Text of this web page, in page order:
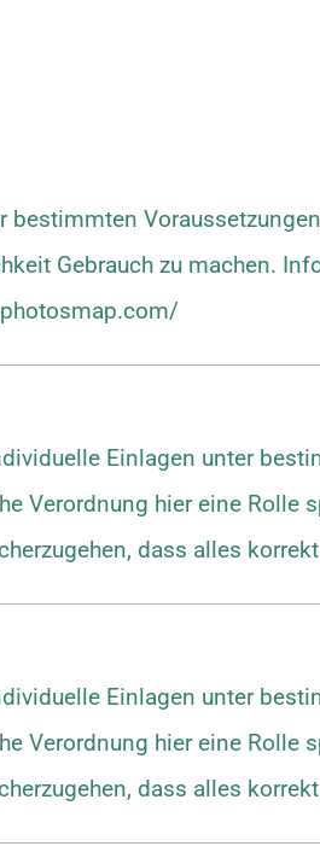
Gebrauch zu machen.
Einlagen unter
Verordnung hier eine Rolle
dass alles
Einlagen unter
Verordnung hier eine Rolle
dass alles